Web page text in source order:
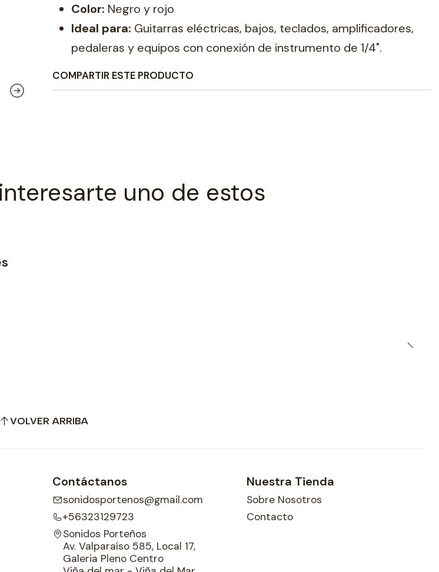
Color: Negro y rojo
Ideal para: Guitarras eléctricas, bajos, teclados, amplificadores,
pedaleras y equipos con conexión de instrumento de 1/4".
COMPARTIR ESTE PRODUCTO
uno de estos
VOLVER ARRIBA
Contáctanos
sonidosportenos@gmail.com
+56323129723
Sonidos Porteños
Av. Valparaíso 585, Local 17,
Galeria Pleno Centro
Nuestra Tienda
Sobre Nosotros
Contacto